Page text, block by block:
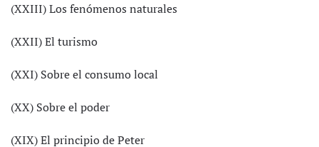
(XXIII) Los fenómenos naturales
(XXII) El turismo
(XXI) Sobre el consumo local
(XX) Sobre el poder
(XIX) El principio de Peter